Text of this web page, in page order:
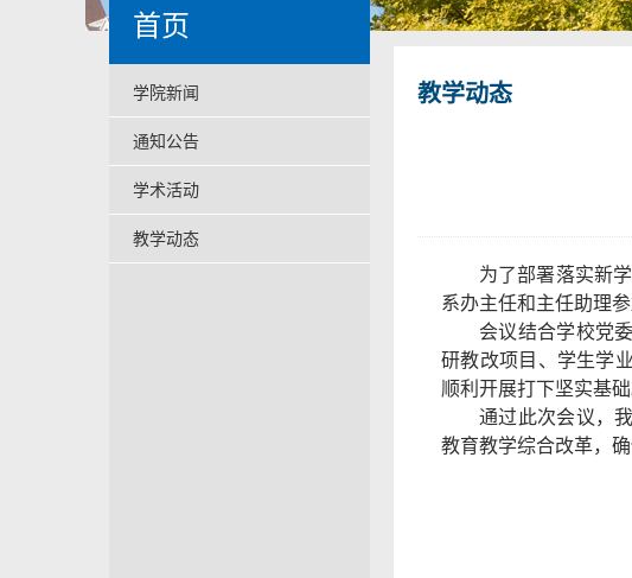
首页
学院新闻
通知公告
学术活动
教学动态
教学动态
为了部署落实新
系办主任和主任助理参
会议结合学校党
研教改项目、学生学
顺利开展打下坚实基础
通过此次会议，
教育教学综合改革，